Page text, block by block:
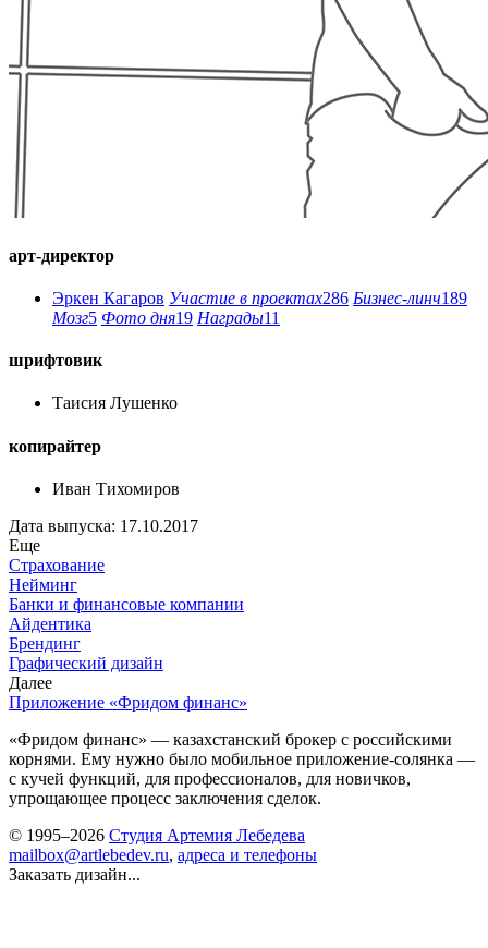
арт-директор
Эркен Кагаров Участие в проектах286 Бизнес-линч189
Мозг5 Фото дня19 Награды11
шрифтовик
Таисия Лушенко
копирайтер
Иван Тихомиров
Дата выпуска: 17.10.2017
Еще
Страхование
Нейминг
Банки и финансовые компании
Айдентика
Брендинг
Графический дизайн
Далее
Приложение «Фридом финанс»
«Фридом финанс» — казахстанский брокер с российскими
корнями. Ему нужно было мобильное приложение-солянка —
с кучей функций, для профессионалов, для новичков,
упрощающее процесс заключения сделок.
© 1995–2026 Студия Артемия Лебедева
mailbox@artlebedev.ru, адреса и телефоны
Заказать дизайн...